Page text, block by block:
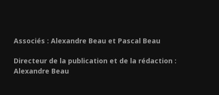
Associés : Alexandre Beau et Pascal Beau
Directeur de la publication et de la rédaction :
Alexandre Beau